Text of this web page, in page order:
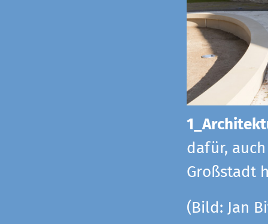
dafür,
Großstadt
(Bild: Jan